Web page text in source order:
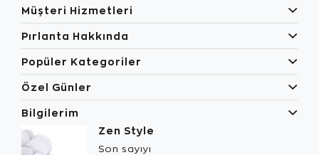
Müşteri Hizmetleri
Pırlanta Hakkında
Popüler Kategoriler
Özel Günler
Bilgilerim
Zen Style
Son sayıyı